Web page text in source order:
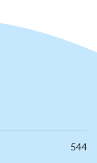
544